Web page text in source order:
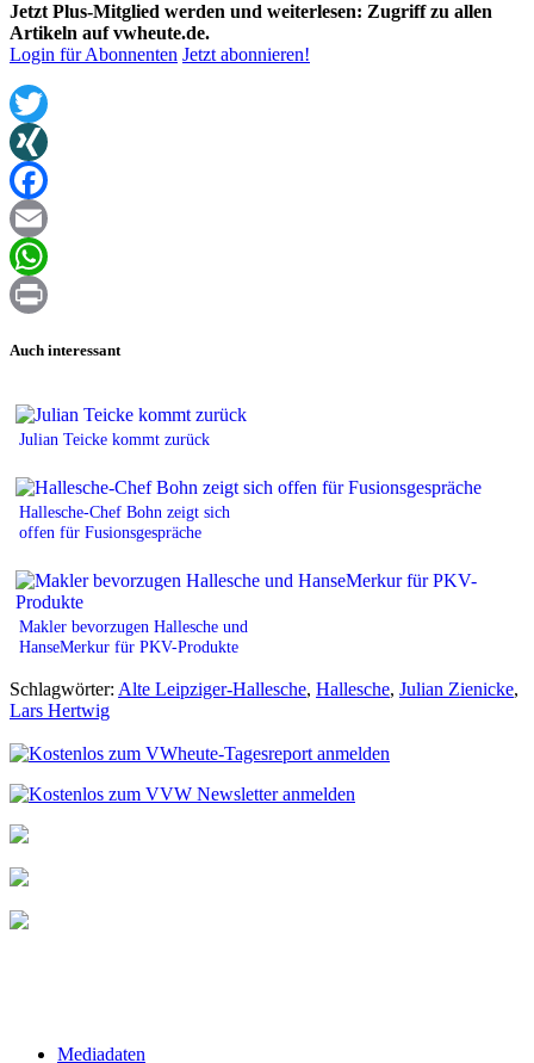
Jetzt Plus-Mitglied werden und weiterlesen: Zugriff zu allen
Artikeln auf vwheute.de.
Login für Abonnenten Jetzt abonnieren!
Twitter
XING
Facebook
Email
WhatsApp
Auch interessant
Julian Teicke kommt zurück
Hallesche-Chef Bohn zeigt sich
offen für Fusionsgespräche
Makler bevorzugen Hallesche und
HanseMerkur für PKV-Produkte
Schlagwörter: Alte Leipziger-Hallesche, Hallesche, Julian Zienicke,
Lars Hertwig
Mediadaten